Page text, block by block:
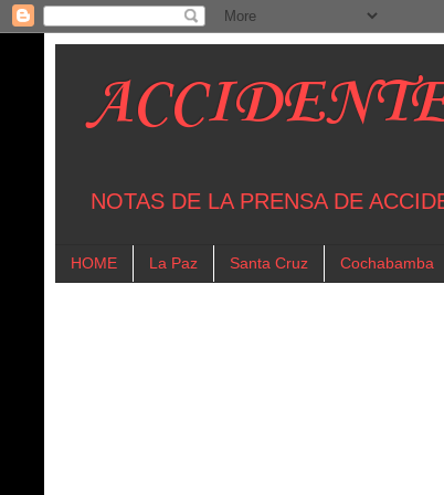
NOTAS DE LA PRENSA DE
HOME La Paz Santa Cruz Cochabamba